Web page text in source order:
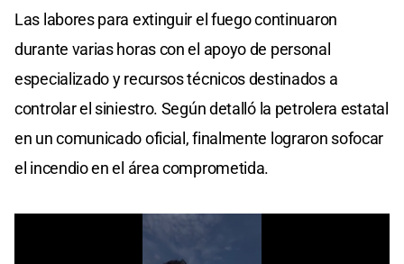
Las labores para extinguir el fuego continuaron
durante varias horas con el apoyo de personal
especializado y recursos técnicos destinados a
controlar el siniestro. Según detalló la petrolera estatal
en un comunicado oficial, finalmente lograron sofocar
el incendio en el área comprometida.